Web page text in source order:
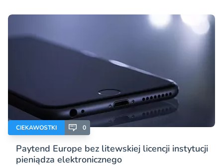
CIEKAWOSTKI 0
Paytend Europe bez litewskiej licencji instytucji
pieniądza elektronicznego